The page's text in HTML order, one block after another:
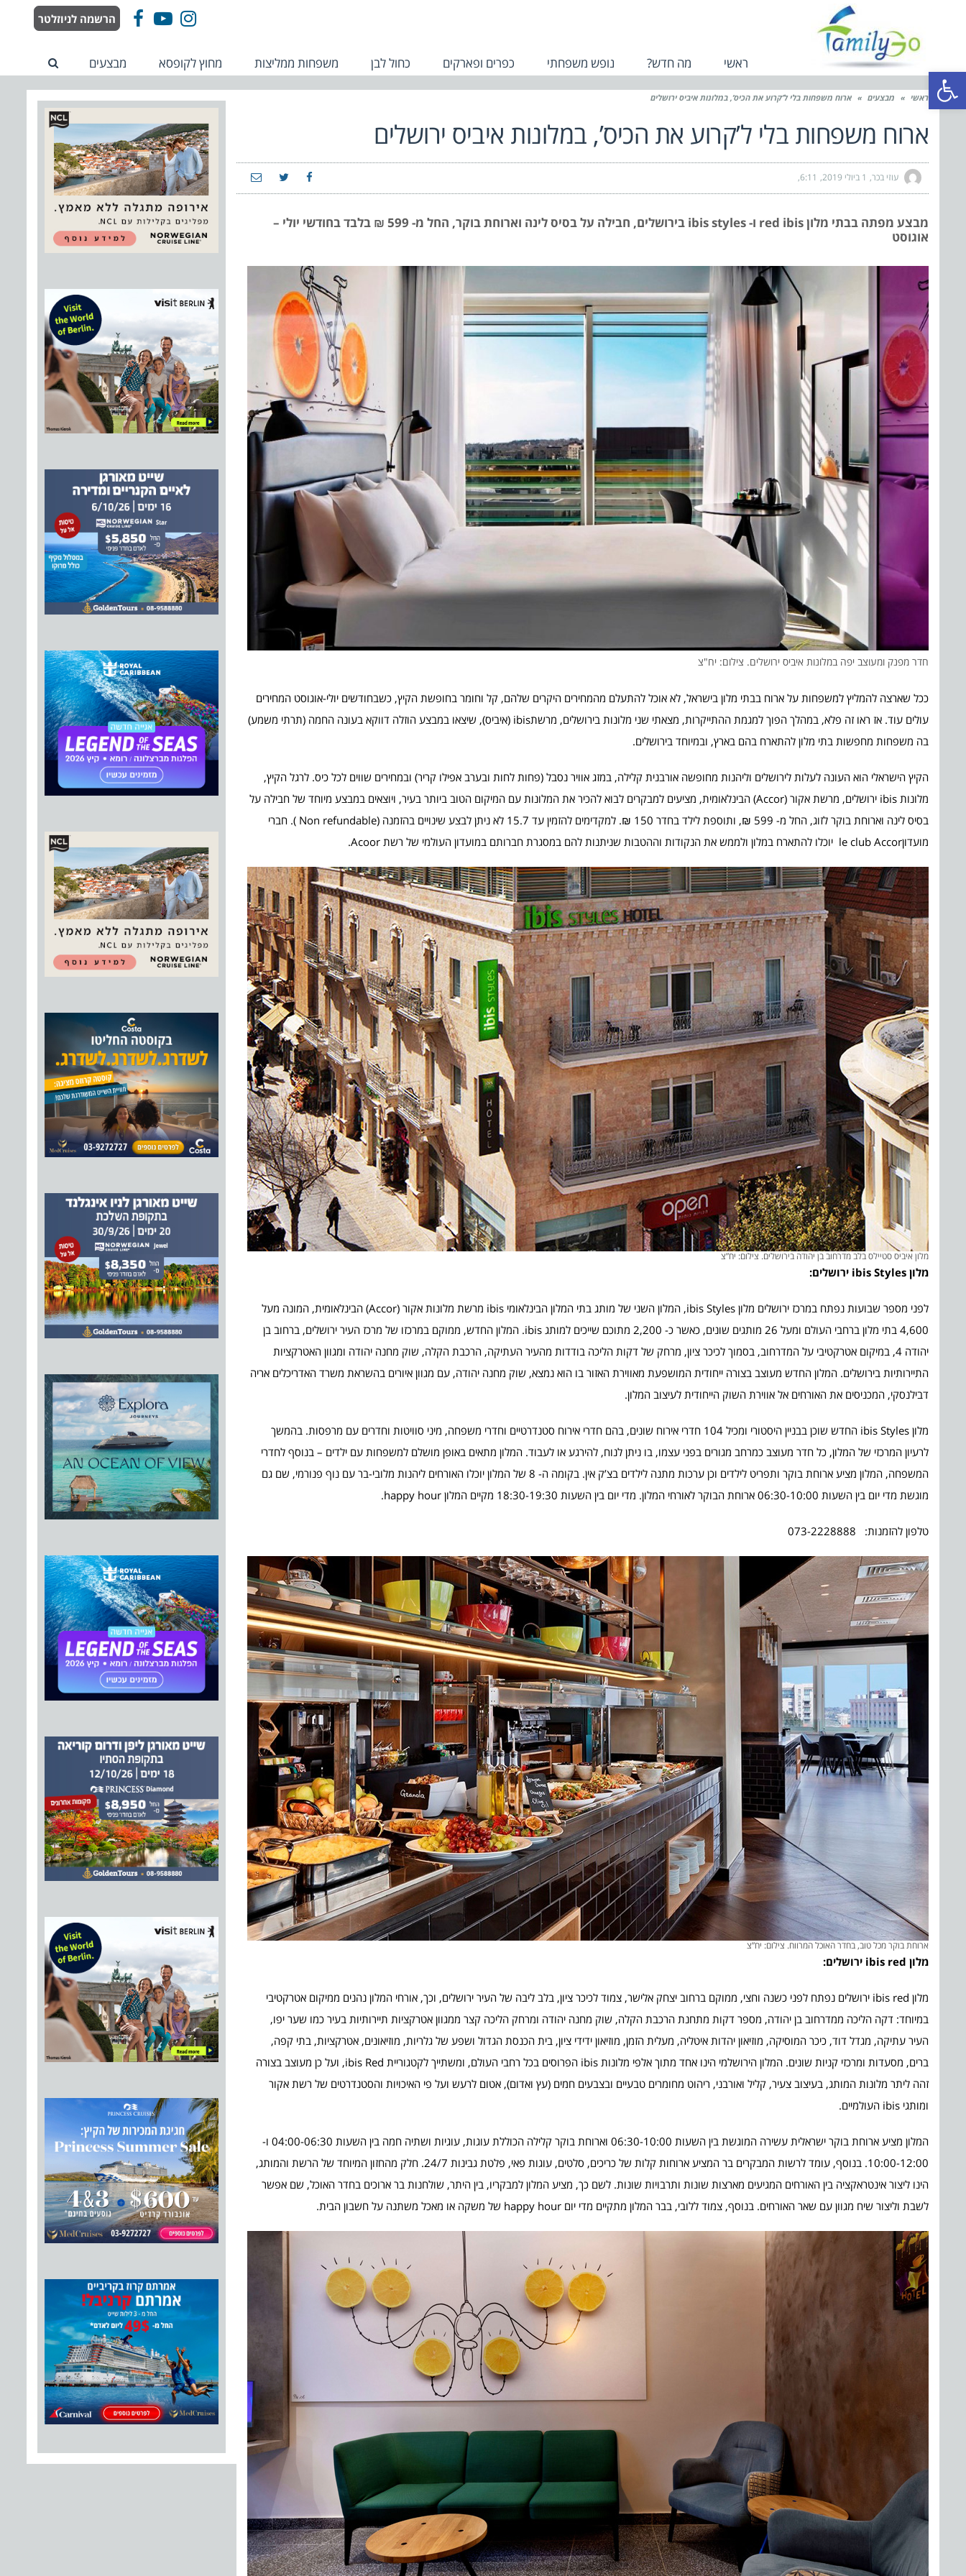
פתח סרגל נגישות
FacebookYouTube
Instagram הרשמה לניוזלטר
ראשי מה חדש? נופש משפחתי כפרים ופארקים כחול לבן משפחות ממליצות מחוץ לקופסא מבצעים
ראשי » מבצעים » ארוח משפחות בלי ל’קרוע את הכיס’, במלונות איביס ירושלים
ארוח משפחות בלי ל’קרוע את הכיס’, במלונות איביס ירושלים
עוזי בכר 1 ביולי 2019 6:11
מבצע מפתה בבתי מלון red ibis ו- ibis styles בירושלים, חבילה על בסיס לינה וארוחת בוקר, החל מ- 599 ₪ בלבד בחודשי יולי –
אוגוסט
חדר מפנק ומעוצב יפה במלונות איביס ירושלים. צילום: יח"צ
ככל שארצה להמליץ למשפחות על ארוח בבתי מלון בישראל, לא אוכל להתעלם מהמחירים היקרים שלהם, קל וחומר בחופשת הקיץ, כשבחודשים יולי-אוגוסט המחירים
עולים עוד. אז ראו זה פלא, במהלך הפוך למגמת ההתייקרות, מצאתי שני מלונות בירושלים, מרשתibis (איביס), שיצאו במבצע הוזלה דווקא בעונה החמה (תרתי משמע)
בה משפחות מחפשות בתי מלון להתארח בהם בארץ, ובמיוחד בירושלים.
הקיץ הישראלי הוא העונה לעלות לירושלים וליהנות מחופשה אורבנית קלילה, במזג אוויר נסבל (פחות לחות ובערב אפילו קריר) ובמחירים שווים לכל כיס. לרגל הקיץ,
מלונות ibis ירושלים, מרשת אקור (Accor) הבינלאומית, מציעים למבקרים לבוא להכיר את המלונות עם המיקום הטוב ביותר בעיר, ויוצאים במבצע מיוחד של חבילה על
בסיס לינה וארוחת בוקר לזוג, החל מ- 599 ₪, ותוספת לילד בחדר 150 ₪. למקדימים להזמין עד 15.7 לא ניתן לבצע שינויים בהזמנה (Non refundable ). חברי
מועדוןle club Accor יוכלו להתארח במלון ולממש את הנקודות וההטבות שניתנות להם במסגרת חברותם במועדון העולמי של רשת Acoor.
מלון איביס סטיילס בלב מדרחוב בן יהודה בירושלים. צילום: יח”צ
מלון ibis Styles ירושלים:
לפני מספר שבועות נפתח במרכז ירושלים מלון ibis Styles, המלון השני של מותג בתי המלון הבינלאומי ibis מרשת מלונות אקור (Accor) הבינלאומית, המונה מעל
4,600 בתי מלון ברחבי העולם ומעל 26 מותגים שונים, כאשר כ- 2,200 מתוכם שייכים למותג ibis. המלון החדש, ממוקם במרכזו של מרכז העיר ירושלים, ברחוב בן
יהודה 4, במיקום אטרקטיבי על המדרחוב, בסמוך לכיכר ציון, מרחק של דקות הליכה בודדות מהעיר העתיקה, הרכבת הקלה, שוק מחנה יהודה ומגוון האטרקציות
התיירותיות בירושלים. המלון החדש מעוצב בצורה ייחודית המושפעת מאווירת האזור בו הוא נמצא, שוק מחנה יהודה, עם מגוון איורים בהשראת משרד האדריכלים אריה
דבילנסקי, המכניסים את האורחים אל אווירת השוק הייחודית לעיצוב המלון.
מלון ibis Styles החדש שוכן בבניין היסטורי ומכיל 104 חדרי אירוח שונים, בהם חדרי אירוח סטנדרטיים וחדרי משפחה, מיני סוויטות וחדרים עם מרפסות. בהמשך
לרעיון המרכזי של המלון, כל חדר מעוצב כמרחב מגורים בפני עצמו, בו ניתן לנוח, להירגע או לעבוד. המלון מתאים באופן מושלם למשפחות עם ילדים – בנוסף לחדרי
המשפחה, המלון מציע ארוחת בוקר ותפריט לילדים וכן ערכות מתנה לילדים בצ’ק אין. בקומה ה- 8 של המלון יוכלו האורחים ליהנות מלובי-בר עם נוף פנורמי, שם גם
מוגשת מדי יום בין השעות 06:30-10:00 ארוחת הבוקר לאורחי המלון. מדי יום בין השעות 18:30-19:30 מקיים המלון happy hour.
טלפון להזמנות: 073-2228888
ארוחת בוקר מכל טוב, בחדר האוכל המרווח. צילום: יח”צ
מלון ibis red ירושלים:
מלון ibis red ירושלים נפתח לפני כשנה וחצי, ממוקם ברחוב יצחק אלישר, צמוד לכיכר ציון, בלב ליבה של העיר ירושלים, וכך, אורחי המלון נהנים ממיקום אטרקטיבי
במיוחד: דקה הליכה ממדרחוב בן יהודה, מספר דקות מתחנת הרכבת הקלה, שוק מחנה יהודה ומרחק הליכה קצר ממגוון אטרקציות תיירותיות בעיר כמו שער יפו,
העיר עתיקה, מגדל דוד, כיכר המוסיקה, מוזיאון יהדות איטליה, מעלית הזמן, מוזיאון ידידי ציון, בית הכנסת הגדול ושפע של גלריות, מוזיאונים, אטרקציות, בתי קפה,
ברים, מסעדות ומרכזי קניות שונים. המלון הירושלמי הינו אחד מתוך אלפי מלונות ibis הפרוסים בכל רחבי העולם, ומשתייך לקטגוריית ibis Red, ועל כן מעוצב בצורה
זהה ליתר מלונות המותג, בעיצוב צעיר, קליל ואורבני, ריהוט מחומרים טבעיים ובצבעים חמים (עץ ואדום), אטום לרעש ועל פי האיכויות והסטנדרטים של רשת אקור
ומותגי ibis העולמיים.
המלון מציע ארוחת בוקר ישראלית עשירה המוגשת בין השעות 06:30-10:00 וארוחת בוקר קלילה הכוללת עוגות, עוגיות ושתיה חמה בין השעות 04:00-06:30 ו-
10:00-12:00. בנוסף, עומד לרשות המבקרים בר המציע ארוחות קלות של כריכים, סלטים, עוגות פאי, פלטת גבינות 24/7. חלק מהחזון המיוחד של הרשת והמותג,
הינו ליצור אינטראקציה בין האורחים המגיעים מארצות שונות ותרבויות שונות. לשם כך, מציע המלון למבקריו, בין היתר, שולחנות בר ארוכים בחדר האוכל, שם אפשר
לשבת וליצור שיח מגוון עם שאר האורחים. בנוסף, צמוד ללובי, בבר המלון מתקיים מדי יום happy hour של משקה או מאכל משתנה על חשבון הבית.